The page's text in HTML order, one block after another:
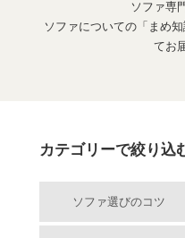
ソファ専
ソファについての「まめ
てお
カテゴリーで絞り込
ソファ選びのコツ